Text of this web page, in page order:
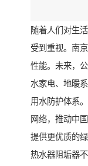
随着人们对生
受到重视。南
性能。未来，
水家电、地暖
用水防护体系
网络，推动中
提供更优质的
热水器阻垢器